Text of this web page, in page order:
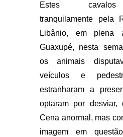
Estes cavalos
tranquilamente pela
Libânio, em plena
Guaxupé, nesta
os animais
veículos e
estranharam a
optaram por desviar,
Cena anormal, mas
imagem em